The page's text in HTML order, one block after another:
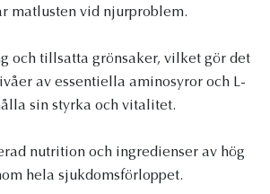
matlusten vid njurproblem.
och tillsatta grönsaker, vilket gör det
av essentiella aminosyror och L-
sin styrka och vitalitet.
nutrition och ingredienser av hög
hela sjukdomsförloppet.